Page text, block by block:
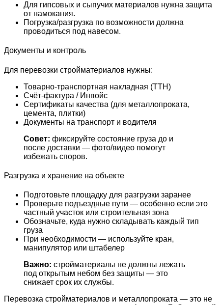
Для гипсовых и сыпучих материалов нужна защита
от намокания.
Погрузка/разгрузка по возможности должна
проводиться под навесом.
Документы и контроль
Для перевозки стройматериалов нужны:
Товарно-транспортная накладная (ТТН)
Счёт-фактура / Инвойс
Сертификаты качества (для металлопроката,
цемента, плитки)
Документы на транспорт и водителя
Совет: фиксируйте состояние груза до и
после доставки — фото/видео помогут
избежать споров.
Разгрузка и хранение на объекте
Подготовьте площадку для разгрузки заранее
Проверьте подъездные пути — особенно если это
частный участок или строительная зона
Обозначьте, куда нужно складывать каждый тип
груза
При необходимости — используйте кран,
манипулятор или штабелер
Важно: стройматериалы не должны лежать
под открытым небом без защиты — это
снижает срок их службы.
Перевозка стройматериалов и металлопроката — это не